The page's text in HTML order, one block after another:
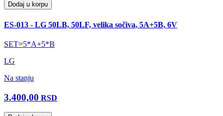
Dodaj u korpu
ES-013 - LG 50LB, 50LF, velika sočiva, 5A+5B, 6V
SET=5*A+5*B
LG
Na stanju
3.400,00 RSD